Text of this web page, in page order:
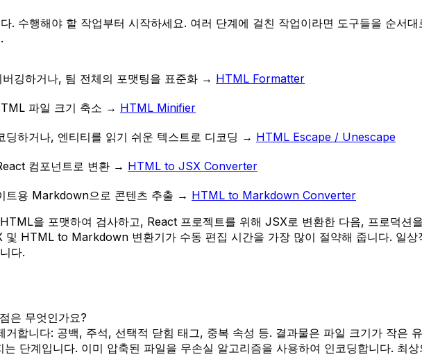
. 수행해야 할 작업부터 시작하세요. 여러 단계에 걸친 작업이라면 도구들을 순서
깅하거나, 팀 전체의 포맷팅을 표준화 → HTML Formatter
파일 크기 축소 → HTML Minifier
하거나, 엔티티를 읽기 쉬운 텍스트로 디코딩 → HTML Escape / Unescape
컴포넌트로 변환 → HTML to JSX Converter
트용 Markdown으로 콘텐츠 추출 → HTML to Markdown Converter
을 포맷하여 검사하고, React 프로젝트를 위해 JSX로 변환한 다음, 프로덕션
HTML to Markdown 변환기가 수동 편집 시간을 가장 많이 절약해 줍니다. 일
다.
은 무엇인가요?
합니다: 공백, 주석, 선택적 닫힘 태그, 중복 속성 등. 결과물은 파일 크기가 작은
단계입니다. 이미 압축된 파일을 무손실 알고리즘을 사용하여 인코딩합니다. 최